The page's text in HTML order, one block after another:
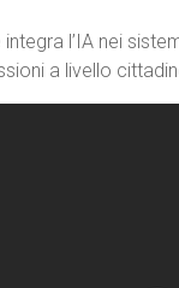
integra l’IA nei
a livello